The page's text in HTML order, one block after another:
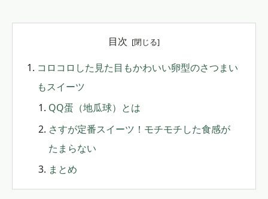
目次
コロコロした見た目もかわいい卵型のさつまい
もスイーツ
QQ蛋（地瓜球）とは
さすが定番スイーツ！モチモチした食感が
たまらない
まとめ